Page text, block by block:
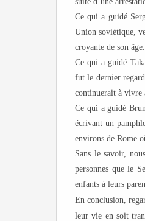
Ce qui a guidé
Union soviétique,
croyante de son âge.
Ce qui a guidé
fut le dernier
continuerait à vivre
Ce qui a guidé
écrivant un
environs de Rome
Sans le savoir,
personnes que le
enfants à leurs
En conclusion,
leur vie en soit